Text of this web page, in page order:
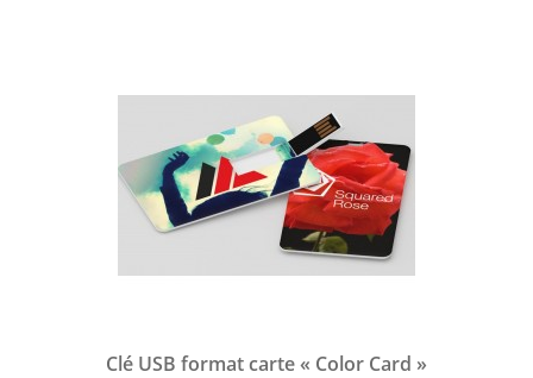
Clé USB format carte « Color Card »